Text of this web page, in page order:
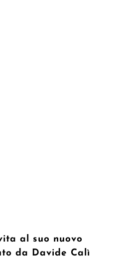
al suo nuovo
da Davide Calì